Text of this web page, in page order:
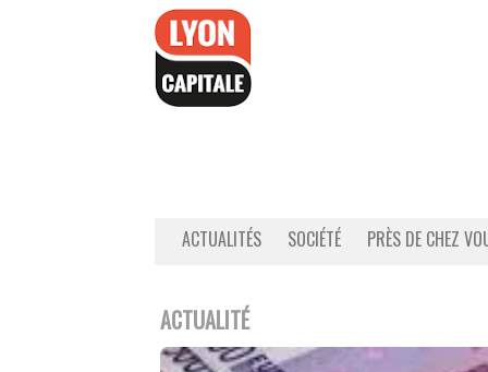
ACTUALITÉS SOCIÉTÉ PRÈS DE CHEZ
ACTUALITÉ